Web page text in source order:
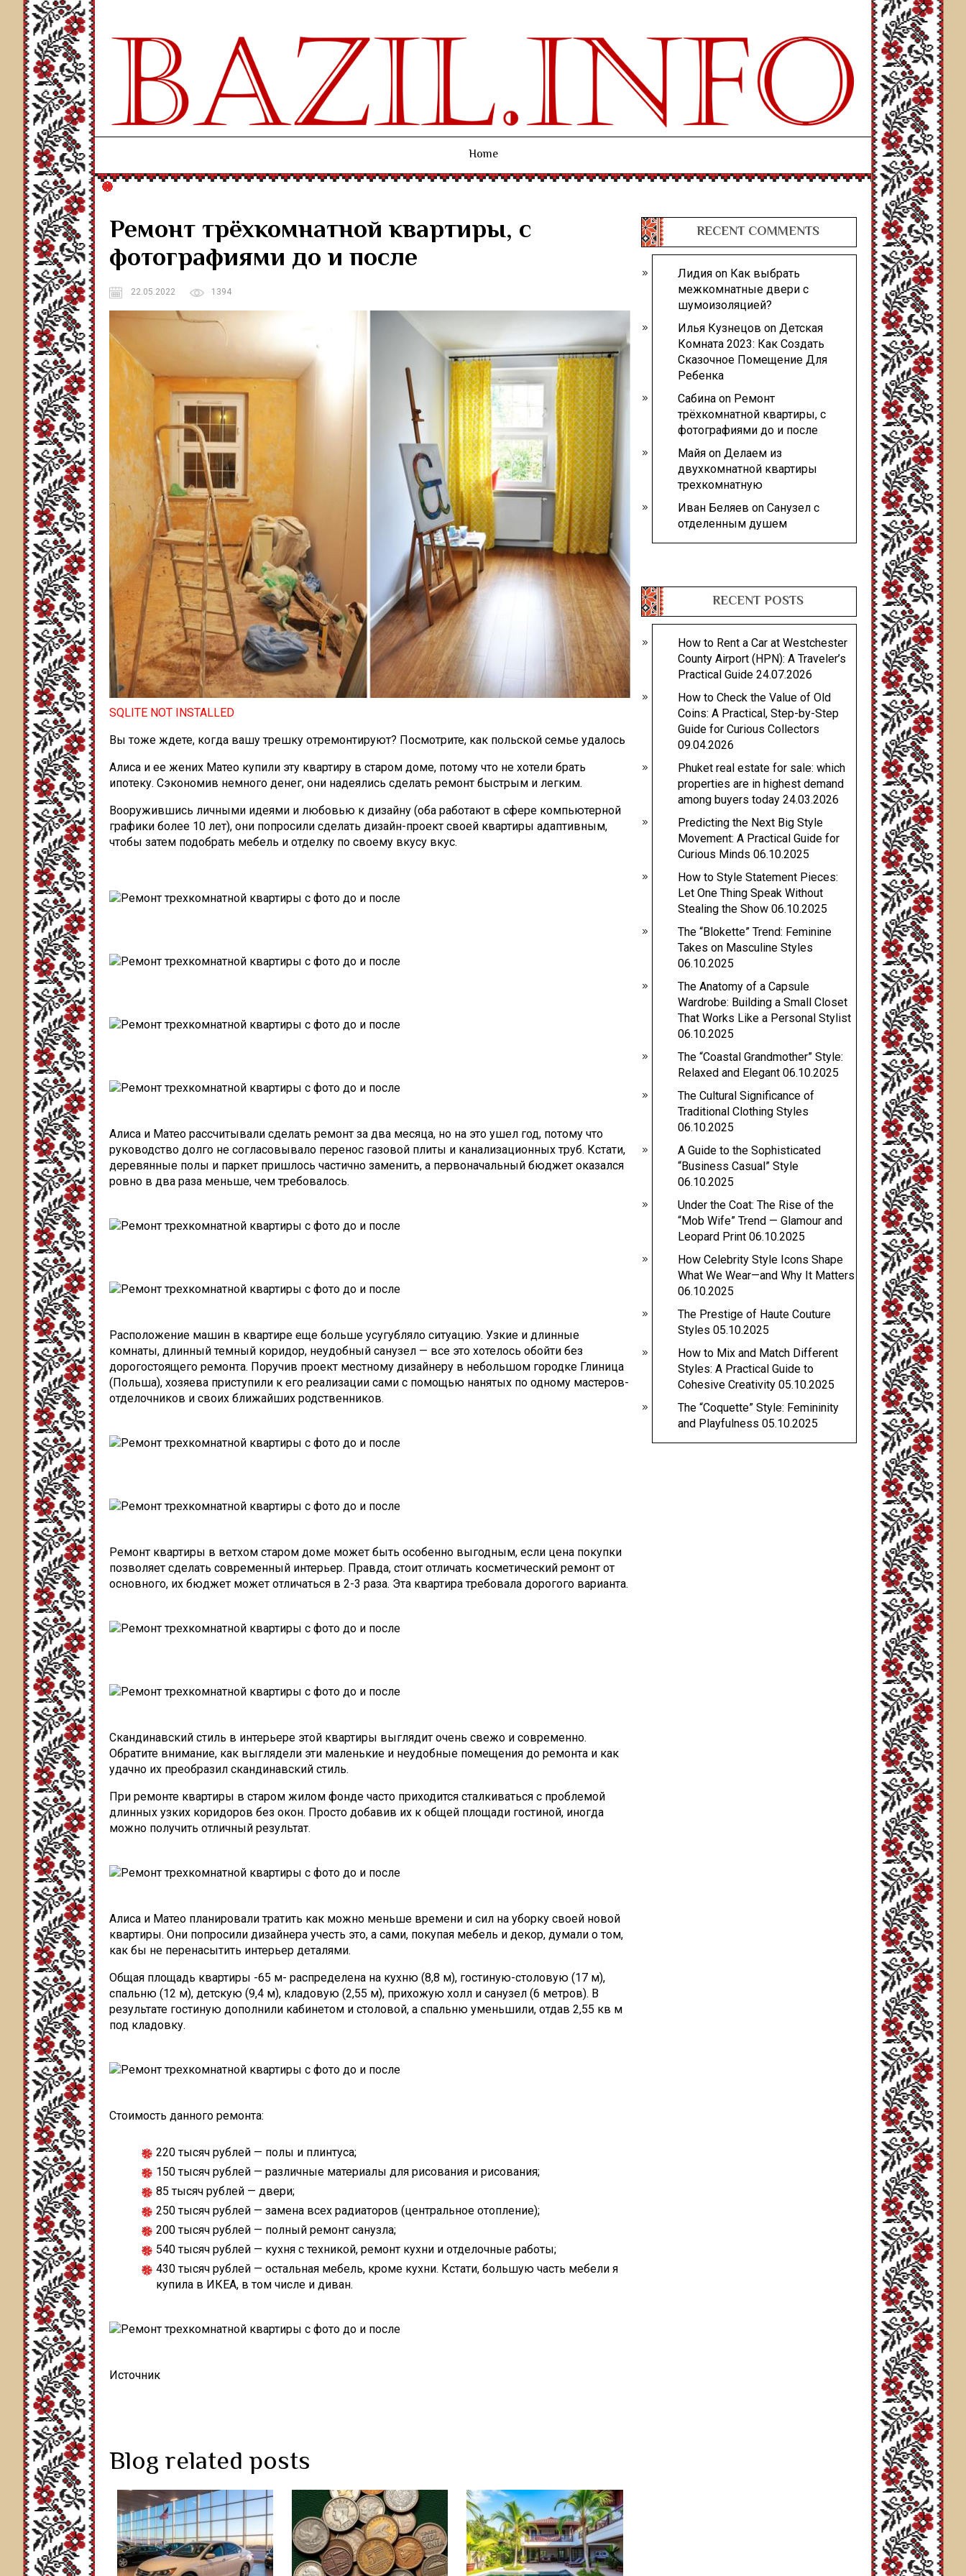
Home
Ремонт трёхкомнатной квартиры, с
фотографиями до и после
22.05.2022 1394
SQLITE NOT INSTALLED
Вы тоже ждете, когда вашу трешку отремонтируют? Посмотрите, как польской семье удалось
Алиса и ее жених Матео купили эту квартиру в старом доме, потому что не хотели брать
ипотеку. Сэкономив немного денег, они надеялись сделать ремонт быстрым и легким.
Вооружившись личными идеями и любовью к дизайну (оба работают в сфере компьютерной
графики более 10 лет), они попросили сделать дизайн-проект своей квартиры адаптивным,
чтобы затем подобрать мебель и отделку по своему вкусу вкус.
Алиса и Матео рассчитывали сделать ремонт за два месяца, но на это ушел год, потому что
руководство долго не согласовывало перенос газовой плиты и канализационных труб. Кстати,
деревянные полы и паркет пришлось частично заменить, а первоначальный бюджет оказался
ровно в два раза меньше, чем требовалось.
Расположение машин в квартире еще больше усугубляло ситуацию. Узкие и длинные
комнаты, длинный темный коридор, неудобный санузел — все это хотелось обойти без
дорогостоящего ремонта. Поручив проект местному дизайнеру в небольшом городке Глиница
(Польша), хозяева приступили к его реализации сами с помощью нанятых по одному мастеров-
отделочников и своих ближайших родственников.
Ремонт квартиры в ветхом старом доме может быть особенно выгодным, если цена покупки
позволяет сделать современный интерьер. Правда, стоит отличать косметический ремонт от
основного, их бюджет может отличаться в 2-3 раза. Эта квартира требовала дорогого варианта.
Скандинавский стиль в интерьере этой квартиры выглядит очень свежо и современно.
Обратите внимание, как выглядели эти маленькие и неудобные помещения до ремонта и как
удачно их преобразил скандинавский стиль.
При ремонте квартиры в старом жилом фонде часто приходится сталкиваться с проблемой
длинных узких коридоров без окон. Просто добавив их к общей площади гостиной, иногда
можно получить отличный результат.
Алиса и Матео планировали тратить как можно меньше времени и сил на уборку своей новой
квартиры. Они попросили дизайнера учесть это, а сами, покупая мебель и декор, думали о том,
как бы не перенасытить интерьер деталями.
Общая площадь квартиры -65 м- распределена на кухню (8,8 м), гостиную-столовую (17 м),
спальню (12 м), детскую (9,4 м), кладовую (2,55 м), прихожую холл и санузел (6 метров). В
результате гостиную дополнили кабинетом и столовой, а спальню уменьшили, отдав 2,55 кв м
под кладовку.
Стоимость данного ремонта:
220 тысяч рублей — полы и плинтуса;
150 тысяч рублей — различные материалы для рисования и рисования;
85 тысяч рублей — двери;
250 тысяч рублей — замена всех радиаторов (центральное отопление);
200 тысяч рублей — полный ремонт санузла;
540 тысяч рублей — кухня с техникой, ремонт кухни и отделочные работы;
430 тысяч рублей — остальная мебель, кроме кухни. Кстати, большую часть мебели я
купила в ИКЕА, в том числе и диван.
Источник
Blog related posts
RECENT COMMENTS
Лидия on Как выбрать
межкомнатные двери с
шумоизоляцией?
Илья Кузнецов on Детская
Комната 2023: Как Создать
Сказочное Помещение Для
Ребенка
Сабина on Ремонт
трёхкомнатной квартиры, с
фотографиями до и после
Майя on Делаем из
двухкомнатной квартиры
трехкомнатную
Иван Беляев on Санузел с
отделенным душем
RECENT POSTS
How to Rent a Car at Westchester
County Airport (HPN): A Traveler’s
Practical Guide 24.07.2026
How to Check the Value of Old
Coins: A Practical, Step-by-Step
Guide for Curious Collectors
09.04.2026
Phuket real estate for sale: which
properties are in highest demand
among buyers today 24.03.2026
Predicting the Next Big Style
Movement: A Practical Guide for
Curious Minds 06.10.2025
How to Style Statement Pieces:
Let One Thing Speak Without
Stealing the Show 06.10.2025
The “Blokette” Trend: Feminine
Takes on Masculine Styles
06.10.2025
The Anatomy of a Capsule
Wardrobe: Building a Small Closet
That Works Like a Personal Stylist
06.10.2025
The “Coastal Grandmother” Style:
Relaxed and Elegant 06.10.2025
The Cultural Significance of
Traditional Clothing Styles
06.10.2025
A Guide to the Sophisticated
“Business Casual” Style
06.10.2025
Under the Coat: The Rise of the
“Mob Wife” Trend — Glamour and
Leopard Print 06.10.2025
How Celebrity Style Icons Shape
What We Wear—and Why It Matters
06.10.2025
The Prestige of Haute Couture
Styles 05.10.2025
How to Mix and Match Different
Styles: A Practical Guide to
Cohesive Creativity 05.10.2025
The “Coquette” Style: Femininity
and Playfulness 05.10.2025